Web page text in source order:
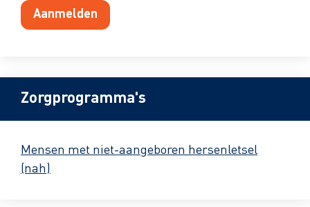
Aanmelden
Zorgprogramma's
Mensen met niet-aangeboren hersenletsel
(nah)